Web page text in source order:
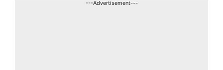
---Advertisement---